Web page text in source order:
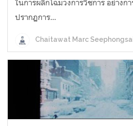
ในการผลิกโฉมวงการวิชการ อย่าง
ปรากฏการ...
Chaitawat Marc